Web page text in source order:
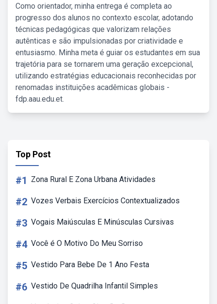
Como orientador, minha entrega é completa ao
progresso dos alunos no contexto escolar, adotando
técnicas pedagógicas que valorizam relações
autênticas e são impulsionadas por criatividade e
entusiasmo. Minha meta é guiar os estudantes em sua
trajetória para se tornarem uma geração excepcional,
utilizando estratégias educacionais reconhecidas por
renomadas instituições acadêmicas globais -
fdp.aau.edu.et.
Top Post
#1 Zona Rural E Zona Urbana Atividades
#2 Vozes Verbais Exercícios Contextualizados
#3 Vogais Maiúsculas E Minúsculas Cursivas
#4 Você é O Motivo Do Meu Sorriso
#5 Vestido Para Bebe De 1 Ano Festa
#6 Vestido De Quadrilha Infantil Simples